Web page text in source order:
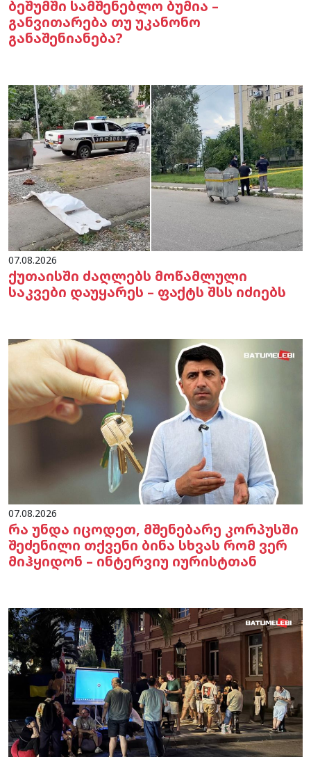
ბეშუმში სამშენებლო ბუმია –
განვითარება თუ უკანონო
განაშენიანება?
07.08.2026
ქუთაისში ძაღლებს მოწამლული
საკვები დაუყარეს – ფაქტს შსს იძიებს
07.08.2026
რა უნდა იცოდეთ, მშენებარე კორპუსში
შეძენილი თქვენი ბინა სხვას რომ ვერ
მიჰყიდონ – ინტერვიუ იურისტთან